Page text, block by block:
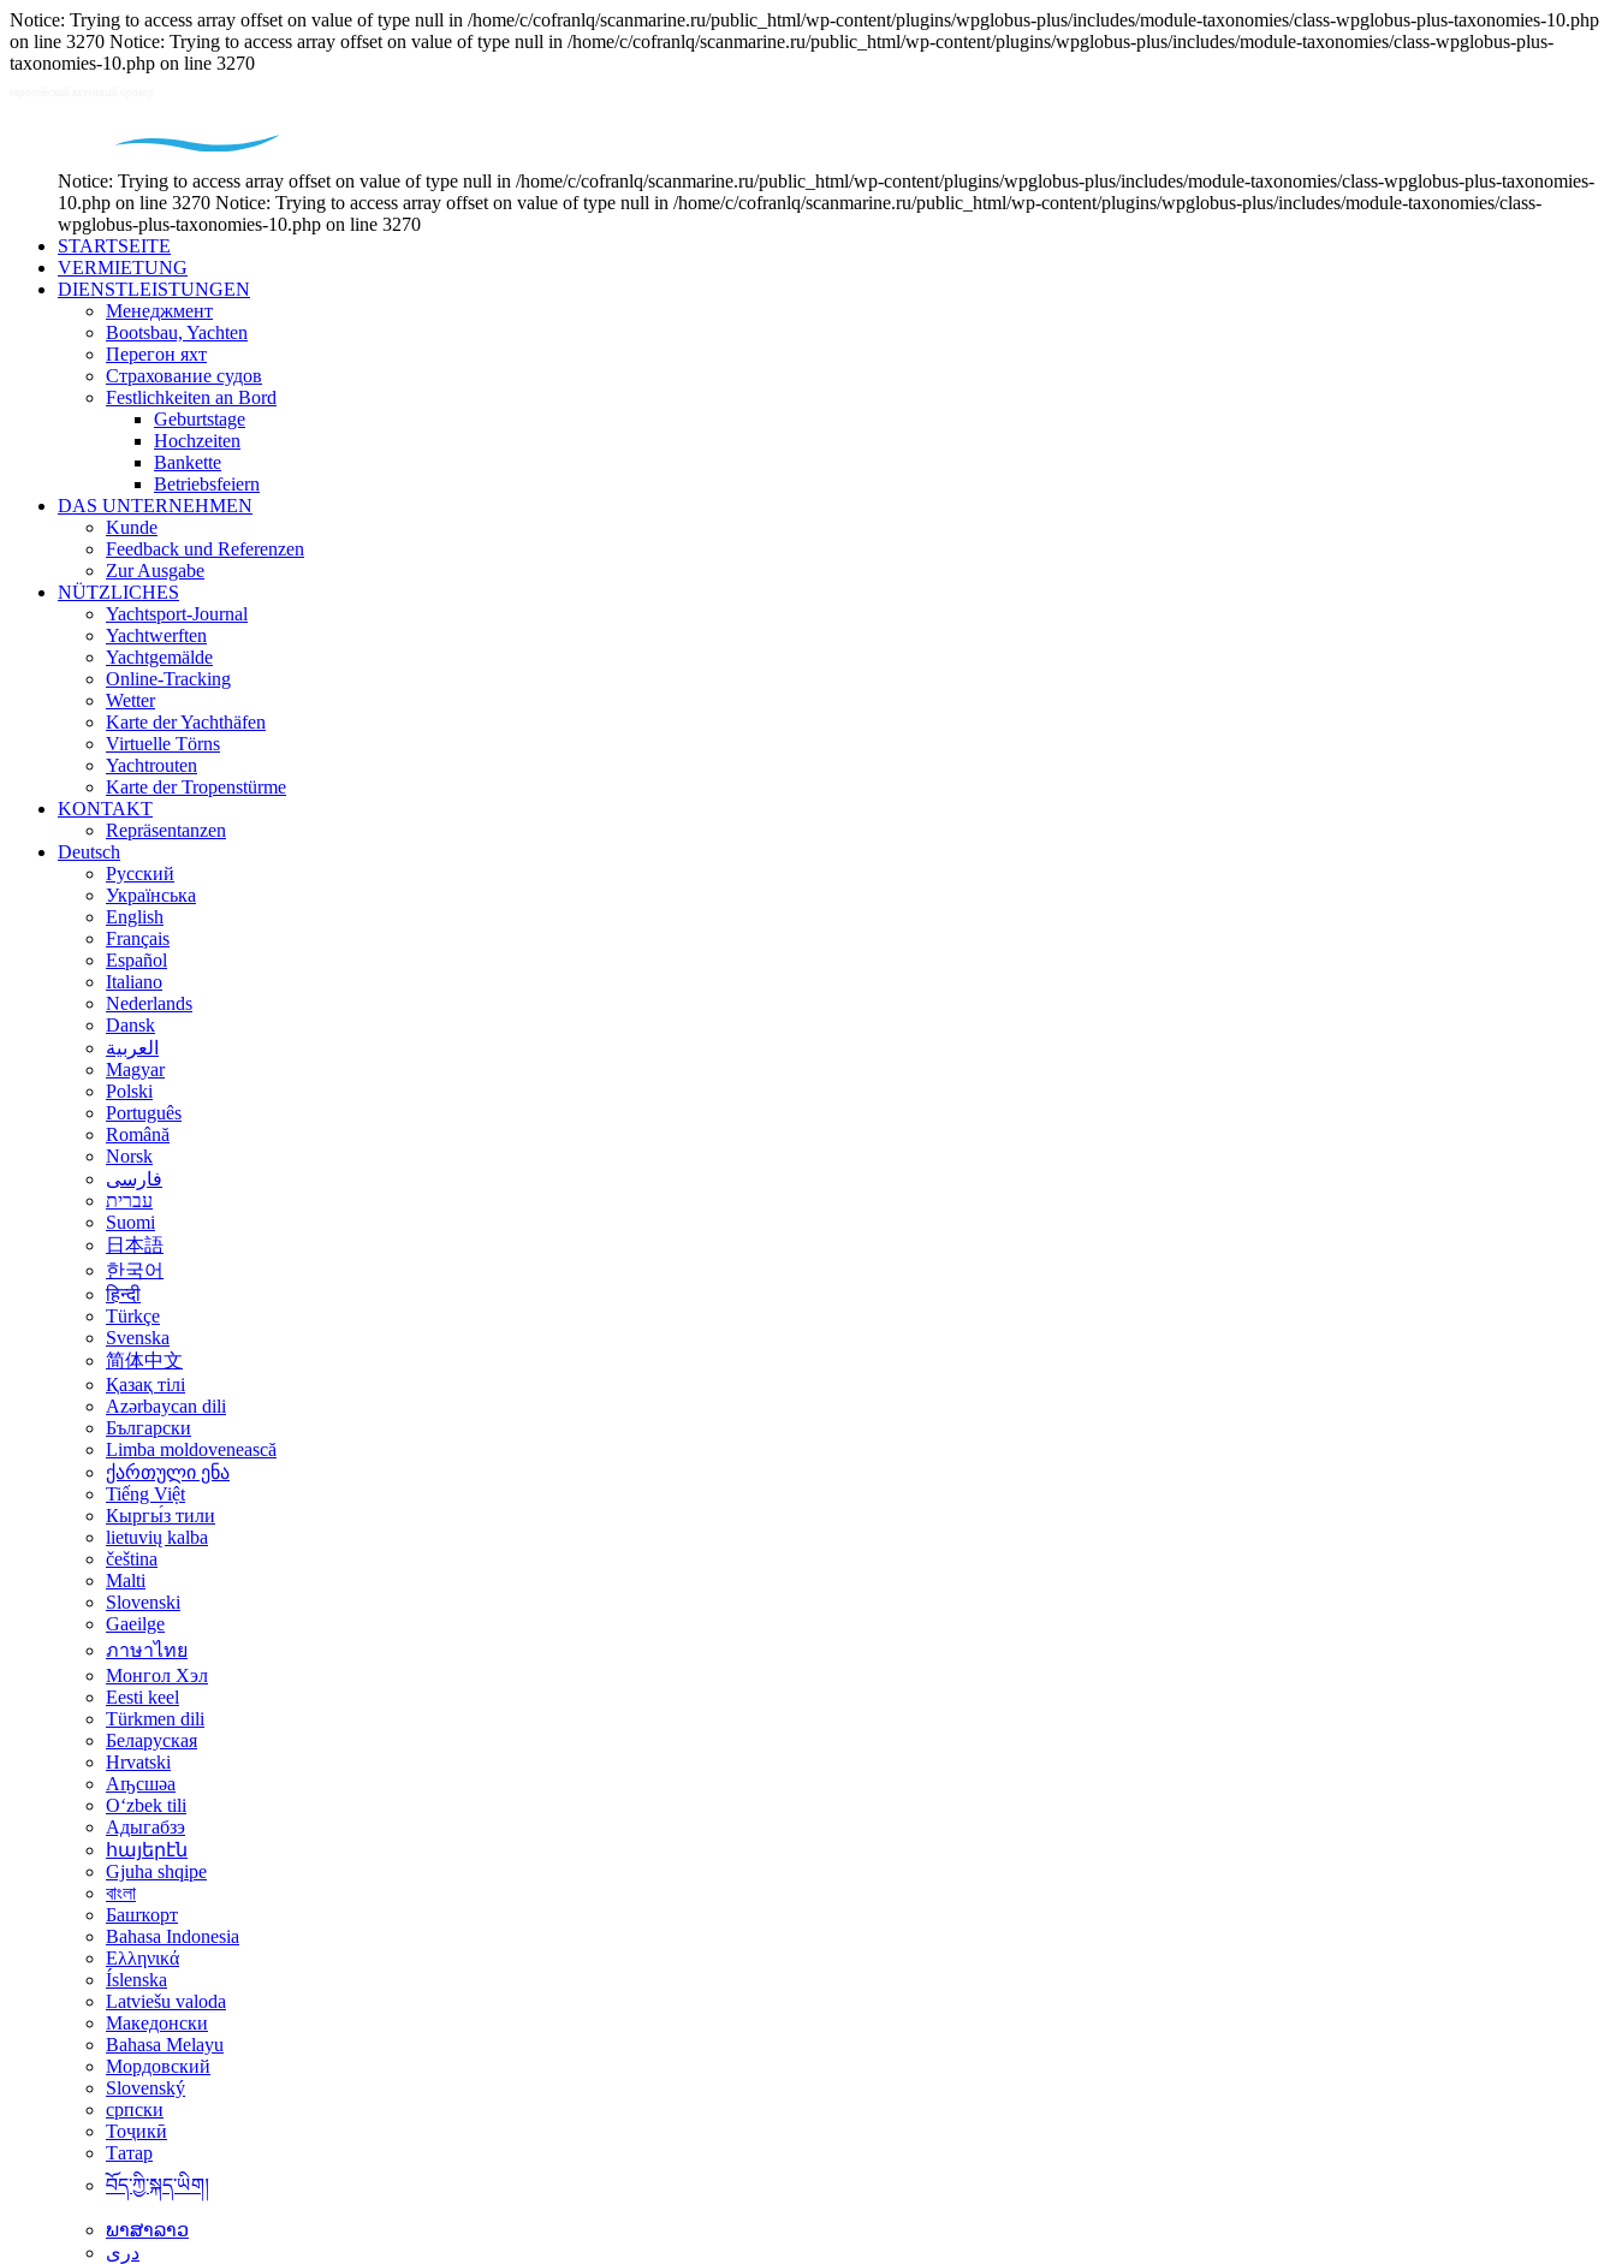
Notice: Trying to access array offset on value of type null in /home/c/cofranlq/scanmarine.ru/public_html/wp-content/plugins/wpglobus-plus/includes/module-taxonomies/class-wpglobus-plus-taxonomies-10.php
on line 3270 Notice: Trying to access array offset on value of type null in /home/c/cofranlq/scanmarine.ru/public_html/wp-content/plugins/wpglobus-plus/includes/module-taxonomies/class-wpglobus-plus-
taxonomies-10.php on line 3270
Notice: Trying to access array offset on value of type null in /home/c/cofranlq/scanmarine.ru/public_html/wp-content/plugins/wpglobus-plus/includes/module-taxonomies/class-wpglobus-plus-taxonomies-
10.php on line 3270 Notice: Trying to access array offset on value of type null in /home/c/cofranlq/scanmarine.ru/public_html/wp-content/plugins/wpglobus-plus/includes/module-taxonomies/class-
wpglobus-plus-taxonomies-10.php on line 3270
STARTSEITE
VERMIETUNG
DIENSTLEISTUNGEN
Менеджмент
Bootsbau, Yachten
Перегон яхт
Страхование судов
Festlichkeiten an Bord
Geburtstage
Hochzeiten
Bankette
Betriebsfeiern
DAS UNTERNEHMEN
Kunde
Feedback und Referenzen
Zur Ausgabe
NÜTZLICHES
Yachtsport-Journal
Yachtwerften
Yachtgemälde
Online-Tracking
Wetter
Karte der Yachthäfen
Virtuelle Törns
Yachtrouten
Karte der Tropenstürme
KONTAKT
Repräsentanzen
Deutsch
Русский
Українська
English
Français
Español
Italiano
Nederlands
Dansk
العربية
Magyar
Polski
Português
Română
Norsk
فارسی
עברית
Suomi
日本語
한국어
हिन्दी
Türkçe
Svenska
简体中文
Қазақ тілі
Azərbaycan dili
Български
Limba moldovenească
ქართული ენა
Tiếng Việt
Кыргы́з тили
lietuvių kalba
čeština
Malti
Slovenski
Gaeilge
ภาษาไทย
Монгол Хэл
Eesti keel
Türkmen dili
Беларуская
Hrvatski
Аҧсшәа
Oʻzbek tili
Адыгабзэ
հայերէն
Gjuha shqipe
বাংলা
Башҡорт
Bahasa Indonesia
Ελληνικά
Íslenska
Latviešu valoda
Македонски
Bahasa Melayu
Мордовский
Slovenský
српски
Тоҷикӣ
Татар
བོད་ཀྱི་སྐད་ཡིག།
ພາສາລາວ
دری